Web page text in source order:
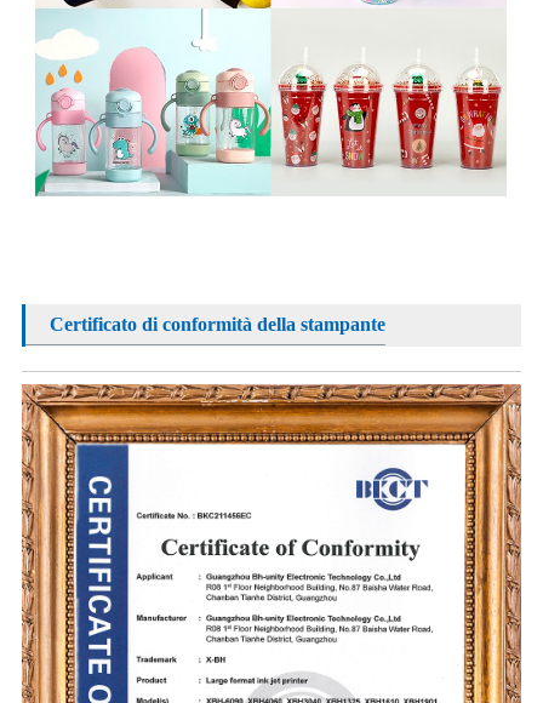
Certificato di conformità della stampante